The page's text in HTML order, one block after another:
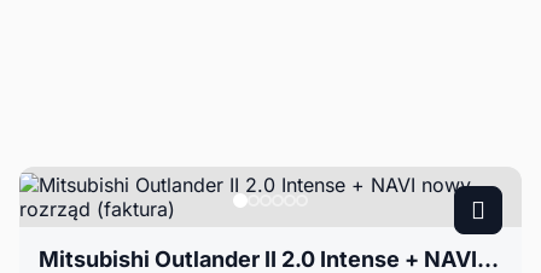
Mitsubishi Outlander II 2.0 Intense + NAVI nowy rozrząd (faktura)